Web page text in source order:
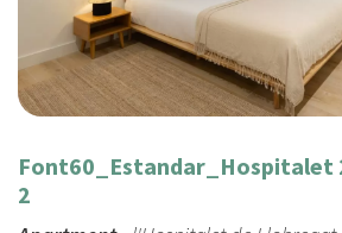
Font60_Estandar_Hospitalet
2